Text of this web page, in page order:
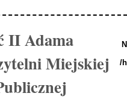
II Adama
Miejskiej
/